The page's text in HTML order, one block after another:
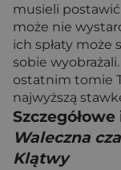
musieli
może nie
ich spłaty może
sobie
ostatnim tomie
najwyższą
Waleczna
Klątwy